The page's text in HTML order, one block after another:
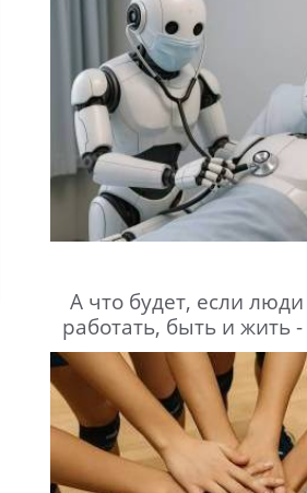
А что будет, если
работать, быть и жить